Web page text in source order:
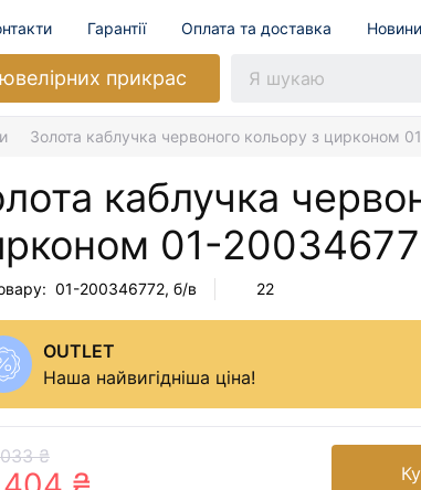
Гарантії Оплата та доставка Новини
ювелірних прикрас
Золота каблучка червоного кольору з цирконом
каблучка
01-
01-200346772, б/в 22
OUTLET
Наша найвигідніша ціна!
₴